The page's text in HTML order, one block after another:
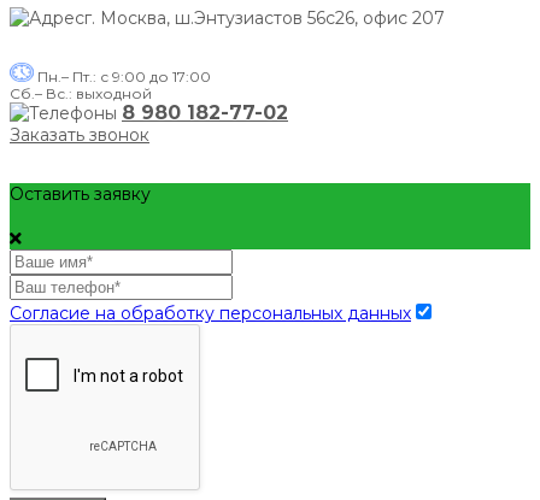
г. Москва, ш.Энтузиастов 56с26, офис 207
Пн.– Пт.: с 9:00 до 17:00
Сб.– Вс.: выходной
8 980 182-77-02
Заказать звонок
Оставить заявку
Согласие на обработку персональных данных